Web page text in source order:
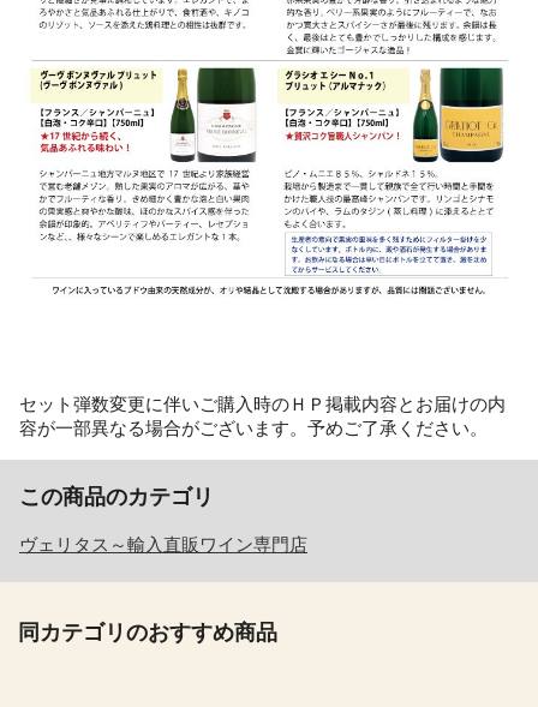
セット弾数変更に伴いご購入時のＨＰ掲載内容とお届けの内
容が一部異なる場合がございます。予めご了承ください。
この商品のカテゴリ
ヴェリタス～輸入直販ワイン専門店
同カテゴリのおすすめ商品